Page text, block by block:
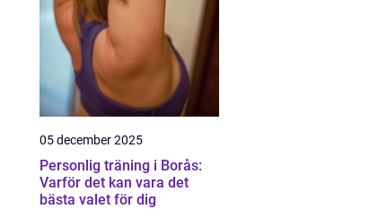
05 december 2025
Personlig träning i Borås:
Varför det kan vara det
bästa valet för dig